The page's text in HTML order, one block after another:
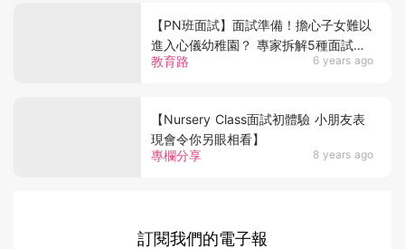
教育路 6 years ago
【PN班面試】面試準備！擔心子女難以
進入心儀幼稚園？ 專家拆解5種面試常
見題目
專欄分享 8 years ago
【Nursery Class面試初體驗 小朋友表
現會令你另眼相看】
訂閱我們的電子報